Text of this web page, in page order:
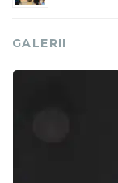
GALERII